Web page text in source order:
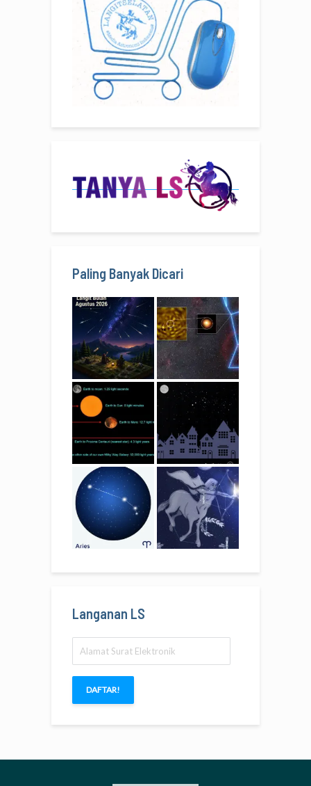
Paling Banyak Dicari
Langanan LS
Surat
Elektronik
DAFTAR!